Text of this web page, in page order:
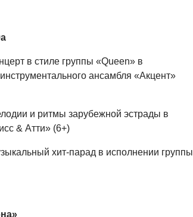
в стиле группы «Queen» в
ансамбля «Акцент»
и ритмы зарубежной эстрады в
& Атти» (6+)
хит-парад в исполнении группы